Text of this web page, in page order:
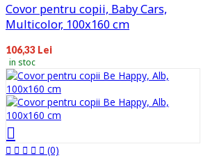
Covor pentru copii, Baby Cars,
Multicolor, 100x160 cm
106,33 Lei
in stoc
(0)